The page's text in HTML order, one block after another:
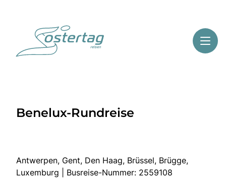
Highlights
Benelux-Rundreise
Antwerpen, Gent, Den Haag, Brüssel, Brügge,
Luxemburg | Busreise-Nummer: 2559108